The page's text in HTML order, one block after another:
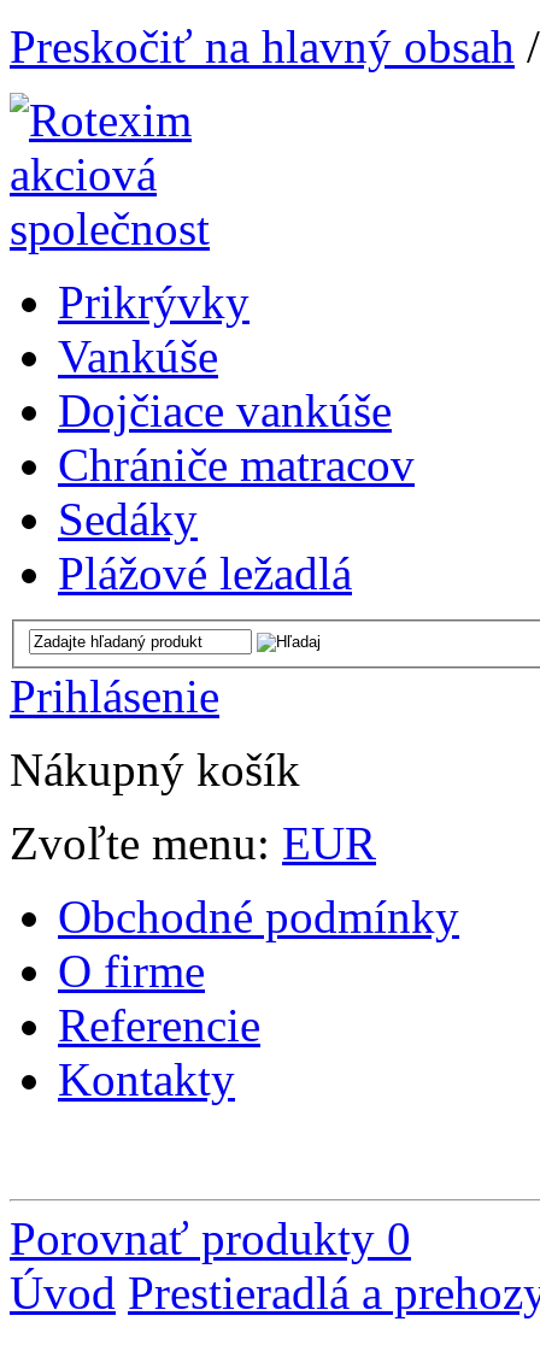
Preskočiť na hlavný obsah
Prikrývky
Vankúše
Dojčiace vankúše
Chrániče matracov
Sedáky
Plážové ležadlá
Prihlásenie
Nákupný košík
Zvoľte menu: EUR
Obchodné podmínky
O firme
Referencie
Kontakty
Porovnať produkty 0
Úvod Prestieradlá a